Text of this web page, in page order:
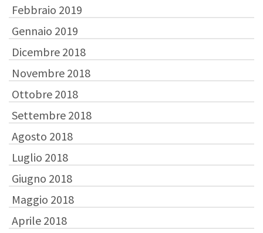
Febbraio 2019
Gennaio 2019
Dicembre 2018
Novembre 2018
Ottobre 2018
Settembre 2018
Agosto 2018
Luglio 2018
Giugno 2018
Maggio 2018
Aprile 2018